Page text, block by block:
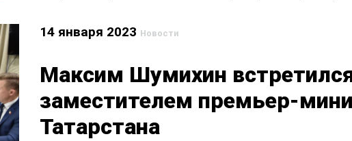
14 января 2023 Новости
Максим Шумихин
заместителем премьер-
Татарстана